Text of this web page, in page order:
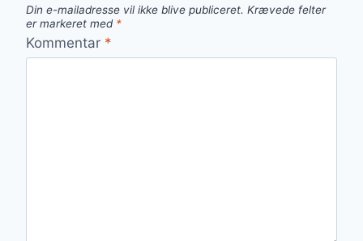
Din e-mailadresse vil ikke blive publiceret. Krævede felter
er markeret med *
Kommentar *